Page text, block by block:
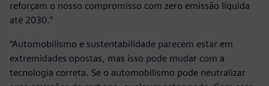
reforçam o nosso compromisso com zero emissão líquida
até 2030.”
“Automobilismo e sustentabilidade parecem estar em
extremidades opostas, mas isso pode mudar com a
tecnologia correta. Se o automobilismo pode neutralizar